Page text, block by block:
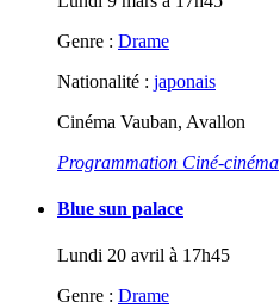
Genre : Drame
Nationalité : japonais
Cinéma Vauban, Avallon
Programmation Ciné-cinéma
Blue sun palace
Lundi 20 avril à 17h45
Genre : Drame